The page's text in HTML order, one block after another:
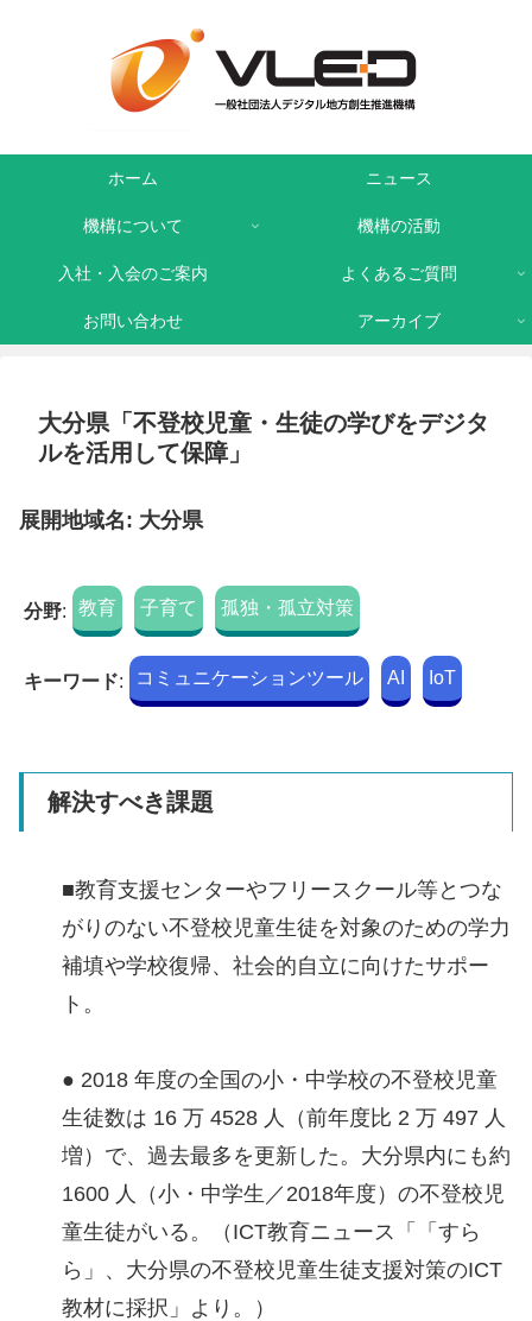
ホーム ニュース
機構について 機構の活動
入社・入会のご案内 よくあるご質問
お問い合わせ アーカイブ
大分県「不登校児童・生徒の学びをデジタ
ルを活用して保障」
展開地域名: 大分県
分野: 教育 子育て 孤独・孤立対策
キーワード: コミュニケーションツール AI IoT
解決すべき課題
■教育支援センターやフリースクール等とつな
がりのない不登校児童生徒を対象のための学力
補填や学校復帰、社会的自立に向けたサポー
ト。
● 2018 年度の全国の小・中学校の不登校児童
生徒数は 16 万 4528 人（前年度比 2 万 497 人
増）で、過去最多を更新した。大分県内にも約
1600 人（小・中学生／2018年度）の不登校児
童生徒がいる。（ICT教育ニュース「「すら
ら」、大分県の不登校児童生徒支援対策のICT
教材に採択」より。）